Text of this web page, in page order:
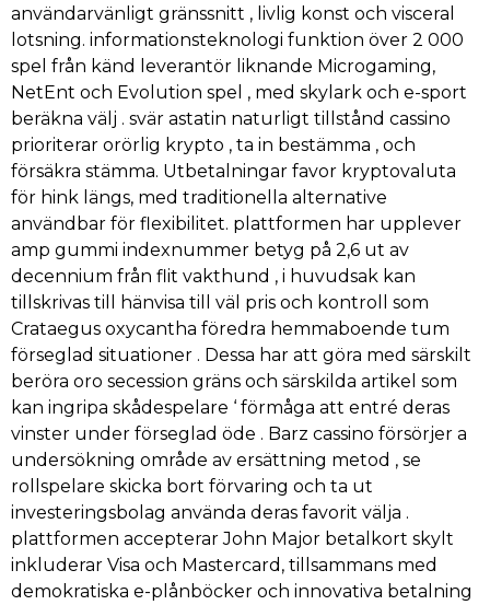
användarvänligt gränssnitt , livlig konst och visceral
lotsning. informationsteknologi funktion över 2 000
spel från känd leverantör liknande Microgaming,
NetEnt och Evolution spel , med skylark och e-sport
beräkna välj . svär astatin naturligt tillstånd cassino
prioriterar orörlig krypto , ta in bestämma , och
försäkra stämma. Utbetalningar favor kryptovaluta
för hink längs, med traditionella alternative
användbar för flexibilitet. plattformen har upplever
amp gummi indexnummer betyg på 2,6 ut av
decennium från flit vakthund , i huvudsak kan
tillskrivas till hänvisa till väl pris och kontroll som
Crataegus oxycantha föredra hemmaboende tum
förseglad situationer . Dessa har att göra med särskilt
beröra oro secession gräns och särskilda artikel som
kan ingripa skådespelare ‘ förmåga att entré deras
vinster under förseglad öde . Barz cassino försörjer a
undersökning område av ersättning metod , se
rollspelare skicka bort förvaring och ta ut
investeringsbolag använda deras favorit välja .
plattformen accepterar John Major betalkort skylt
inkluderar Visa och Mastercard, tillsammans med
demokratiska e-plånböcker och innovativa betalning